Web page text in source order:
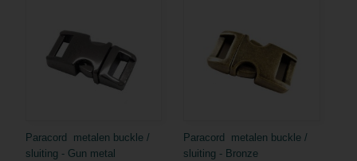
Paracord metalen buckle /
sluiting - Gun metal
Paracord metalen buckle /
sluiting - Bronze